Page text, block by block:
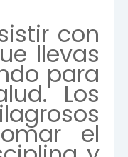
con
llevas
para
Los
el